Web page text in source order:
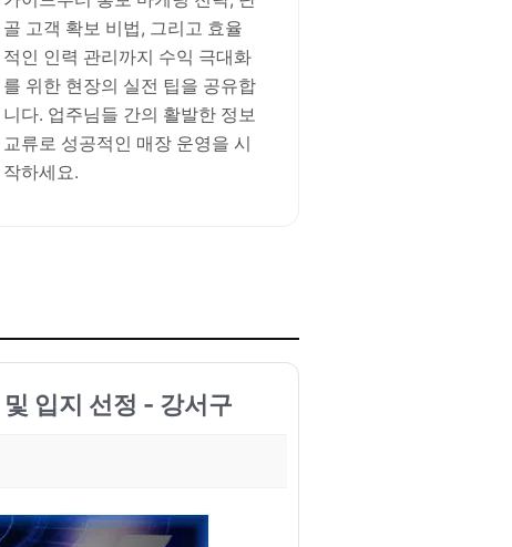
골 고객 확보 비법, 그리고 효율
적인 인력 관리까지 수익 극대화
를 위한 현장의 실전 팁을 공유합
니다. 업주님들 간의 활발한 정보
교류로 성공적인 매장 운영을 시
작하세요.
입지 선정 - 강서구